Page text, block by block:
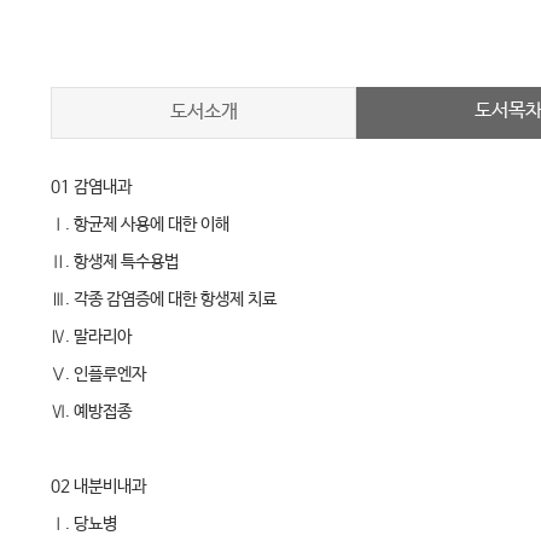
도서소개 도서목차
01 감염내과
Ⅰ. 항균제 사용에 대한 이해
Ⅱ. 항생제 특수용법
Ⅲ. 각종 감염증에 대한 항생제 치료
Ⅳ. 말라리아
Ⅴ. 인플루엔자
Ⅵ. 예방접종
02 내분비내과
Ⅰ. 당뇨병